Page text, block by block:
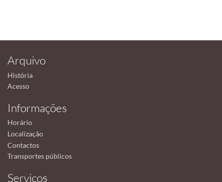
Arquivo
História
Acesso
Informações
Horário
Localização
Contactos
Transportes públicos
Serviços